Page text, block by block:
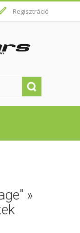
Regisztráció
»